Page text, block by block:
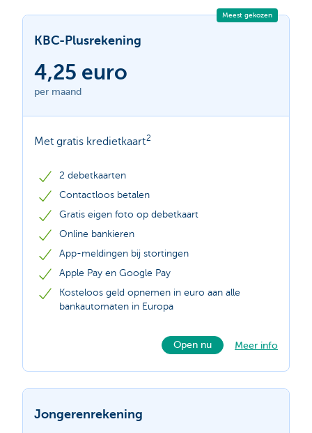
Meest gekozen
KBC-Plusrekening
4,25 euro
per maand
Met gratis kredietkaart2
2 debetkaarten
Contactloos betalen
Gratis eigen foto op debetkaart
Online bankieren
App-meldingen bij stortingen
Apple Pay en Google Pay
Kosteloos geld opnemen in euro aan alle
bankautomaten in Europa
Open nu Meer info
Jongerenrekening